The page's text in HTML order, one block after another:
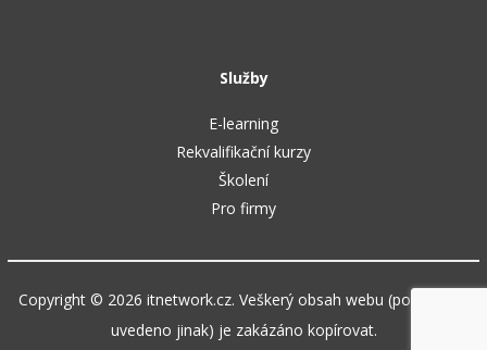
Služby
E-learning
Rekvalifikační kurzy
Školení
Pro firmy
Copyright © 2026 itnetwork.cz. Veškerý obsah webu (pokud není
uvedeno jinak) je zakázáno kopírovat.